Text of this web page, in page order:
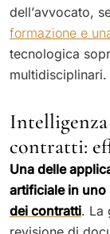
dell’avvocato,
formazione e
tecnologica
multidisciplinari.
contratti:
Una delle
artificiale in uno
dei contratti. La